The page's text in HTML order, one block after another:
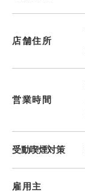
店舗住所
営業時間
受動喫煙対策
雇用主